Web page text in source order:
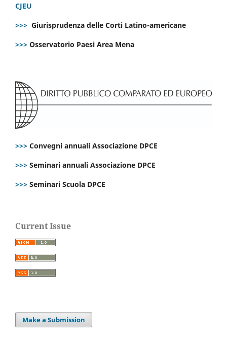
CJEU
>>> Giurisprudenza delle Corti Latino-americane
>>> Osservatorio Paesi Area Mena
>>> Convegni annuali Associazione DPCE
>>> Seminari annuali Associazione DPCE
>>> Seminari Scuola DPCE
Current Issue
Make a Submission